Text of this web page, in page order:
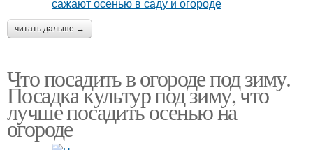
читать дальше →
Что посадить в огороде под зиму.
Посадка культур под зиму, что
лучше посадить осенью на
огороде